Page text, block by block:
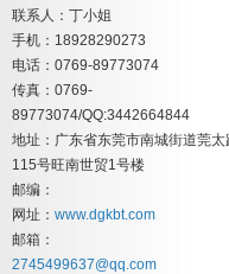
联系人：丁小姐
手机：18928290273
电话：0769-89773074
传真：0769-
89773074/QQ:3442664844
地址：广东省东莞市南城街道莞太
115号旺南世贸1号楼
邮编：
网址： www.dgkbt.com
邮箱：
2745499637@qq.com